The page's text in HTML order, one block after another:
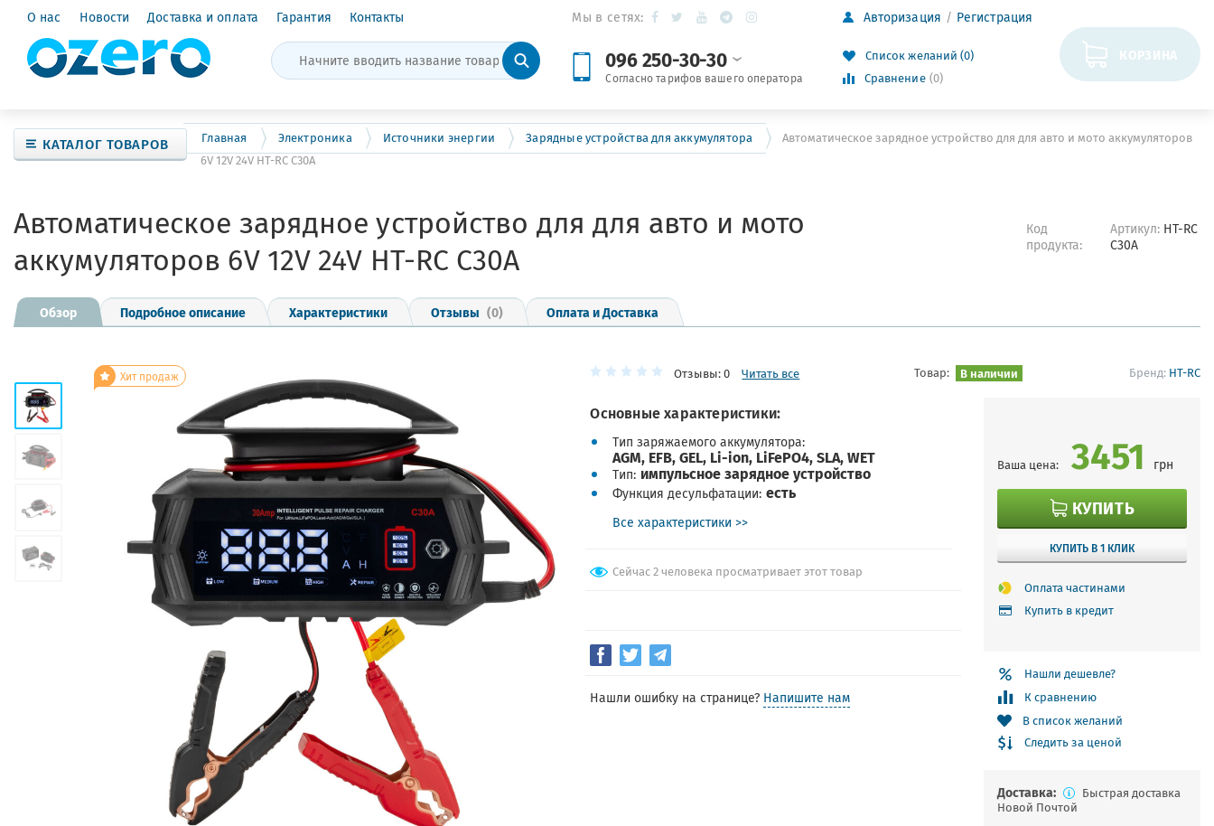
О нас Новости Доставка и оплата Гарантия Контакты Мы в сетях:
096 250-30-30
Согласно тарифов вашего оператора
Авторизация Регистрация
Список желаний (0)
Сравнение (0)
КОРЗИНА
КАТАЛОГ ТОВАРОВ Главная Электроника Источники энергии Зарядные устройства для аккумулятора
Автоматическое зарядное устройство для для авто и мото аккумуляторов
6V 12V 24V HT-RC C30A
Автоматическое зарядное устройство для для авто и мото
аккумуляторов 6V 12V 24V HT-RC C30A
Код
продукта:
Артикул: HT-RC
C30A
Обзор Подробное описание Характеристики Отзывы (0) Оплата и Доставка
Хит продаж Отзывы: 0 Читать все Товар: В наличии Бренд: HT-RC
Основные характеристики:
Тип заряжаемого аккумулятора
AGM, EFB, GEL, Li-ion, LiFePO4, SLA, WET
Тип импульсное зарядное устройство
Функция десульфатации есть
Все характеристики >>
Сейчас 2 человека просматривает этот товар
Нашли ошибку на странице? Напишите нам
Ваша цена: 3451 грн
КУПИТЬ
КУПИТЬ В 1 КЛИК
Оплата частинами
Купить в кредит
Нашли дешевле?
К сравнению
В список желаний
Следить за ценой
Доставка:
Быстрая доставка
Новой Почтой